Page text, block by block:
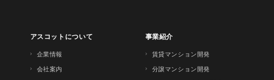
アスコットについて
企業情報
会社案内
事業紹介
賃貸マンション開発
分譲マンション開発